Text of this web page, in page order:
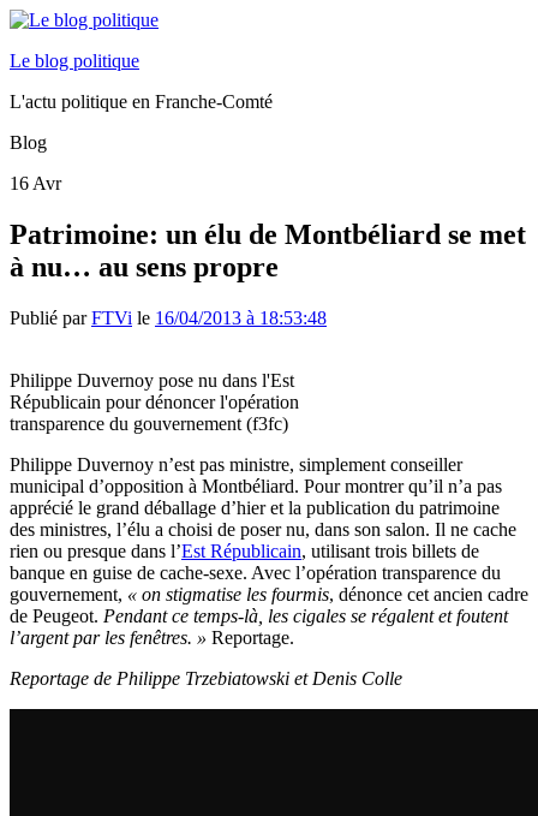
Le blog politique
L'actu politique en Franche-Comté
Blog
16 Avr
Patrimoine: un élu de Montbéliard se met
à nu… au sens propre
Publié parFTVi le 16/04/2013 à 18:53:48
Philippe Duvernoy pose nu dans l'Est
Républicain pour dénoncer l'opération
transparence du gouvernement (f3fc)
Philippe Duvernoy n’est pas ministre, simplement conseiller
municipal d’opposition à Montbéliard. Pour montrer qu’il n’a pas
apprécié le grand déballage d’hier et la publication du patrimoine
des ministres, l’élu a choisi de poser nu, dans son salon. Il ne cache
rien ou presque dans l’Est Républicain, utilisant trois billets de
banque en guise de cache-sexe. Avec l’opération transparence du
gouvernement, « on stigmatise les fourmis, dénonce cet ancien cadre
de Peugeot. Pendant ce temps-là, les cigales se régalent et foutent
l’argent par les fenêtres. » Reportage.
Reportage de Philippe Trzebiatowski et Denis Colle